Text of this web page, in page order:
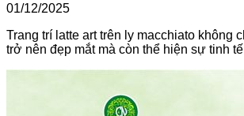
01/12/2025
Trang trí latte art trên ly macchiato không
trở nên đẹp mắt mà còn thể hiện sự tinh